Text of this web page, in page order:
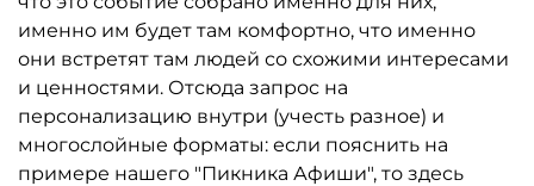
именно им будет там комфортно, что именно
они встретят там людей со схожими интересами
и ценностями. Отсюда запрос на
персонализацию внутри (учесть разное) и
многослойные форматы: если пояснить на
примере нашего "Пикника Афиши", то здесь